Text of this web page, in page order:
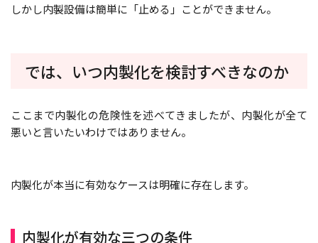
しかし内製設備は簡単に「止める」ことができません。
では、いつ内製化を検討すべきなのか
ここまで内製化の危険性を述べてきましたが、内製化が全て
悪いと言いたいわけではありません。
内製化が本当に有効なケースは明確に存在します。
内製化が有効な三つの条件